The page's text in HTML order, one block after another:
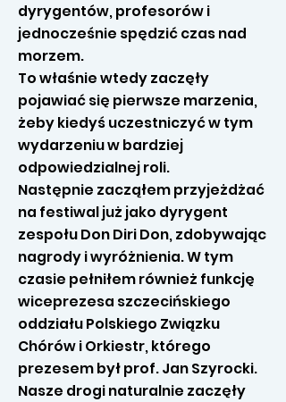
dyrygentów, profesorów i
jednocześnie spędzić czas nad
morzem.
To właśnie wtedy zaczęły
pojawiać się pierwsze marzenia,
żeby kiedyś uczestniczyć w tym
wydarzeniu w bardziej
odpowiedzialnej roli.
Następnie zacząłem przyjeżdżać
na festiwal już jako dyrygent
zespołu Don Diri Don, zdobywając
nagrody i wyróżnienia. W tym
czasie pełniłem również funkcję
wiceprezesa szczecińskiego
oddziału Polskiego Związku
Chórów i Orkiestr, którego
prezesem był prof. Jan Szyrocki.
Nasze drogi naturalnie zaczęły